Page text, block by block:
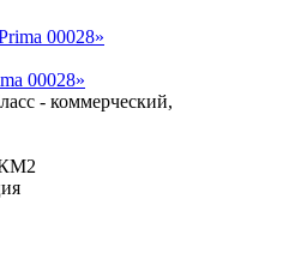
00028»
- коммерческий,